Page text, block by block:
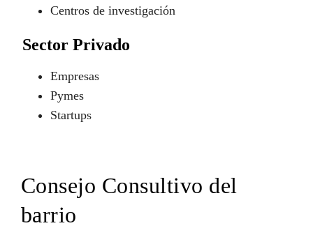
Centros de investigación
Sector Privado
Empresas
Pymes
Startups
Consejo Consultivo del
barrio